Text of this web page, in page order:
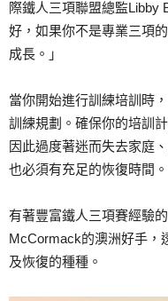
際鐵人三項聯盟總監Libby
好，如果你不是專業三項
成長。」
當你開始進行訓練培訓時
訓練規劃。確保你的培訓
因此過度著迷而失去家庭
也必須有充足的恢復時間。
有著豐富鐵人三項賽經驗
McCormack的澳洲好手，
及恢復的種種。